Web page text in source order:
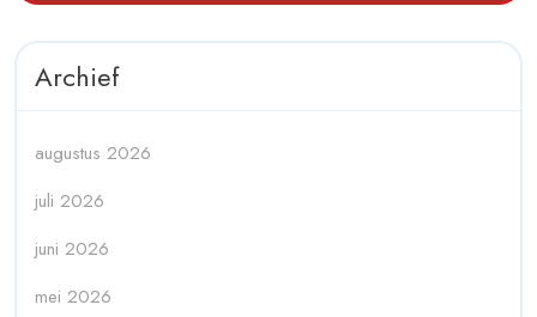
Archief
augustus 2026
juli 2026
juni 2026
mei 2026